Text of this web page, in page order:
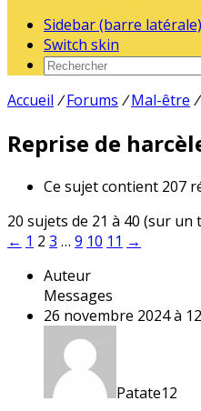
Sidebar (barre latérale)
Switch skin
Accueil / Forums / Mal-être /
Reprise de
Ce sujet contient 207
20 sujets de 21 à 40 (sur un
← 1 2 3 … 9 10 11 →
Auteur
Messages
26 novembre 2024 à
Patate12